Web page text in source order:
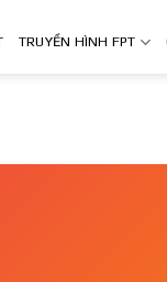
TRUYỀN HÌNH FPT